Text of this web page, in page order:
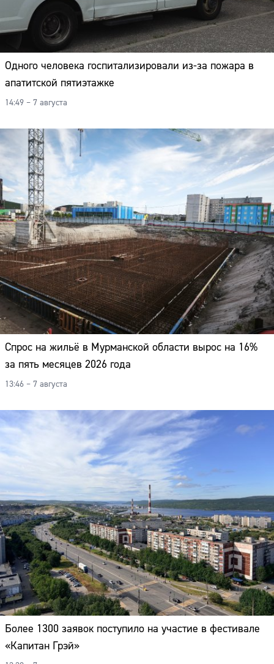
Одного человека госпитализировали из-за пожара в
апатитской пятиэтажке
14:49 – 7 августа
Спрос на жильё в Мурманской области вырос на 16%
за пять месяцев 2026 года
13:46 – 7 августа
Более 1300 заявок поступило на участие в фестивале
«Капитан Грэй»